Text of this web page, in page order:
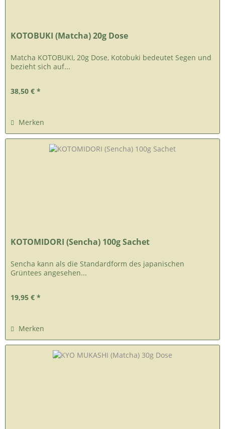
KOTOBUKI (Matcha) 20g Dose
Matcha KOTOBUKI, 20g Dose, Kotobuki bedeutet Segen und
bezieht sich auf...
38,50 € *
Merken
KOTOMIDORI (Sencha) 100g Sachet
Sencha kann als die Standardform des japanischen
Grüntees angesehen...
19,95 € *
Merken